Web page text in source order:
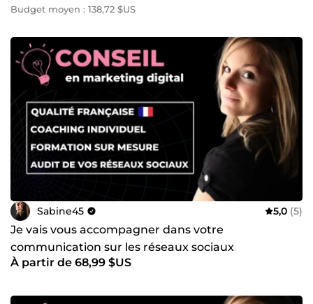
Budget moyen : 138,72 $US
Sabine45 5,0 (5)
Je vais vous accompagner dans votre
communication sur les réseaux sociaux
À partir de 68,99 $US